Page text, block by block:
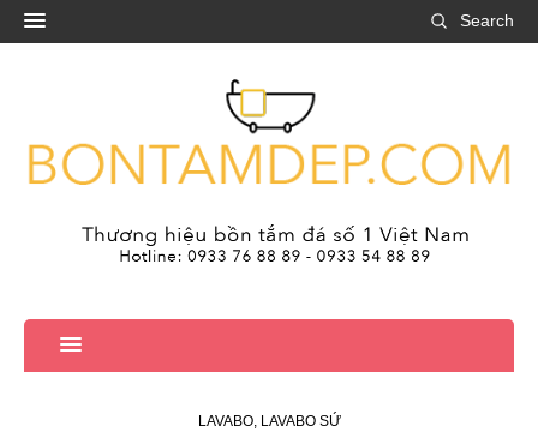
Search
LAVABO, LAVABO SỨ